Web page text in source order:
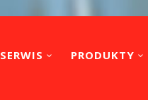
SERWIS PRODUKTY